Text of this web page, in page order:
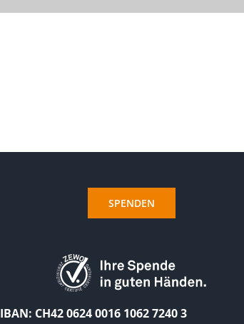
SPENDEN
IBAN: CH42 0624 0016 1062 7240 3